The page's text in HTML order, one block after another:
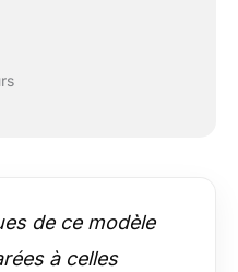
de ce modèle
à celles